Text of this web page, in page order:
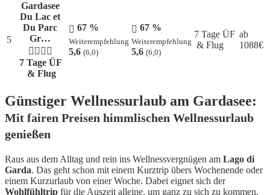
5
Gardasee
Du Lac et
Du Parc
Gr…
7 Tage ÜF
& Flug
67 %
Weiterempfehlung
5,6 (6,0)
67 %
Weiterempfehlung
5,6 (6,0)
7 Tage ÜF
& Flug
ab
1088€
Günstiger Wellnessurlaub am Gardasee:
Mit fairen Preisen himmlischen Wellnessurlaub
genießen
Raus aus dem Alltag und rein ins Wellnessvergnügen am Lago di
Garda. Das geht schon mit einem Kurztrip übers Wochenende oder
einem Kurzurlaub von einer Woche. Dabei eignet sich der
Wohlfühltrip für die Auszeit alleine, um ganz zu sich zu kommen,